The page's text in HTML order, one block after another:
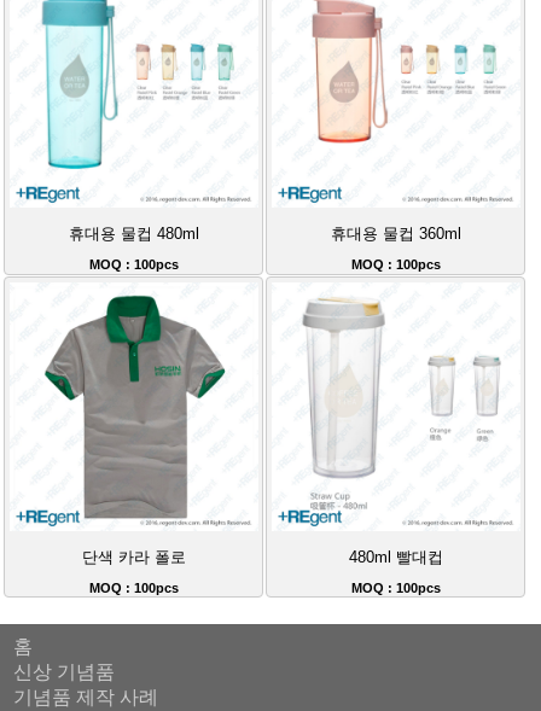
휴대용 물컵 480ml
MOQ : 100pcs
휴대용 물컵 360ml
MOQ : 100pcs
단색 카라 폴로
MOQ : 100pcs
480ml 빨대컵
MOQ : 100pcs
홈
신상 기념품
기념품 제작 사례